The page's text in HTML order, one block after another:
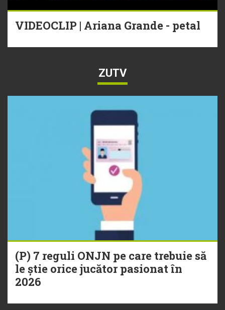
VIDEOCLIP | Ariana Grande - petal
ZUTV
(P) 7 reguli ONJN pe care trebuie să
le știe orice jucător pasionat în
2026